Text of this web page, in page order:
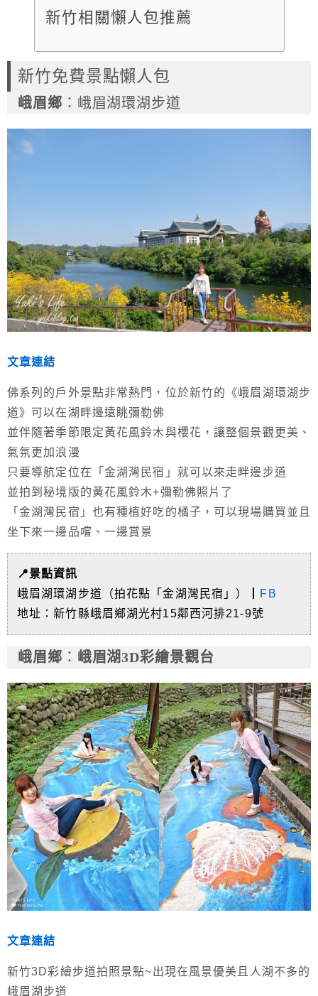
新竹相關懶人包推薦
新竹免費景點懶人包
峨眉鄉 ：峨眉湖環湖步道
文章連結
佛系列的戶外景點非常熱門，位於新竹的《峨眉湖環湖步
道》可以在湖畔邊遠眺彌勒佛
並伴隨著季節限定黃花風鈴木與櫻花，讓整個景觀更美、
氣氛更加浪漫
只要導航定位在「金湖灣民宿」就可以來走畔邊步道
並拍到秘境版的黃花風鈴木+彌勒佛照片了
「金湖灣民宿」也有種植好吃的橘子，可以現場購買並且
坐下來一邊品嚐、一邊賞景
📍景點資訊
峨眉湖環湖步道（拍花點「金湖灣民宿」）┃ FB
地址：新竹縣峨眉鄉湖光村15鄰西河排21-9號
峨眉鄉 ： 峨眉湖3D彩繪景觀台
文章連結
新竹3D彩繪步道拍照景點~出現在風景優美且人湖不多的
峨眉湖步道